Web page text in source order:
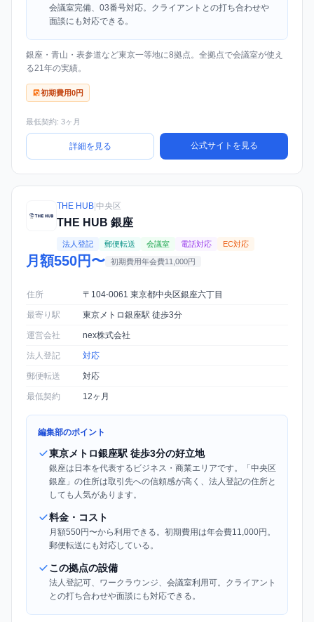
会議室完備、03番号対応。クライアントとの打ち合わせや
面談にも対応できる。
銀座・青山・表参道など東京一等地に8拠点。全拠点で会議室が使え
る21年の実績。
初期費用0円
最低契約: 3ヶ月
詳細を見る 公式サイトを見る
THE HUB 中央区
THE HUB 銀座
法人登記 郵便転送 会議室 電話対応 EC対応
月額550円〜 初期費用年会費11,000円
住所 〒104-0061 東京都中央区銀座六丁目
最寄り駅 東京メトロ銀座駅 徒歩3分
運営会社 nex株式会社
法人登記 対応
郵便転送 対応
最低契約 12ヶ月
編集部のポイント
東京メトロ銀座駅 徒歩3分の好立地
銀座は日本を代表するビジネス・商業エリアです。「中央区
銀座」の住所は取引先への信頼感が高く、法人登記の住所と
しても人気があります。
料金・コスト
月額550円〜から利用できる。初期費用は年会費11,000円。
郵便転送にも対応している。
この拠点の設備
法人登記可、ワークラウンジ、会議室利用可。クライアント
との打ち合わせや面談にも対応できる。